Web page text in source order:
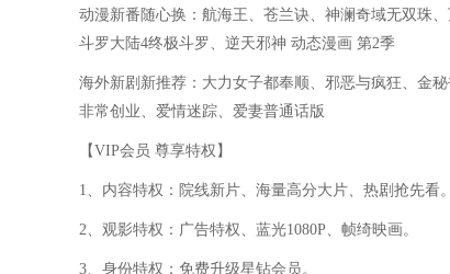
动漫新番随心换：航海王、苍兰诀、神澜奇域无双珠
斗罗大陆4终极斗罗、逆天邪神 动态漫画 第2季
海外新剧新推荐：大力女子都奉顺、邪恶与疯狂、金
非常创业、爱情迷踪、爱妻普通话版
【VIP会员 尊享特权】
1、内容特权：院线新片、海量高分大片、热剧抢先看。
2、观影特权：广告特权、蓝光1080P、帧绮映画。
3、身份特权：免费升级星钻会员。